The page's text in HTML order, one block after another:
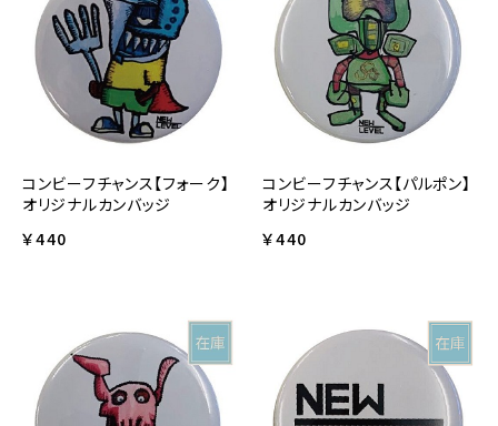
コンビーフチャンス【フォーク】
オリジナルカンバッジ
￥440
コンビーフチャンス【パルポン】
オリジナルカンバッジ
￥440